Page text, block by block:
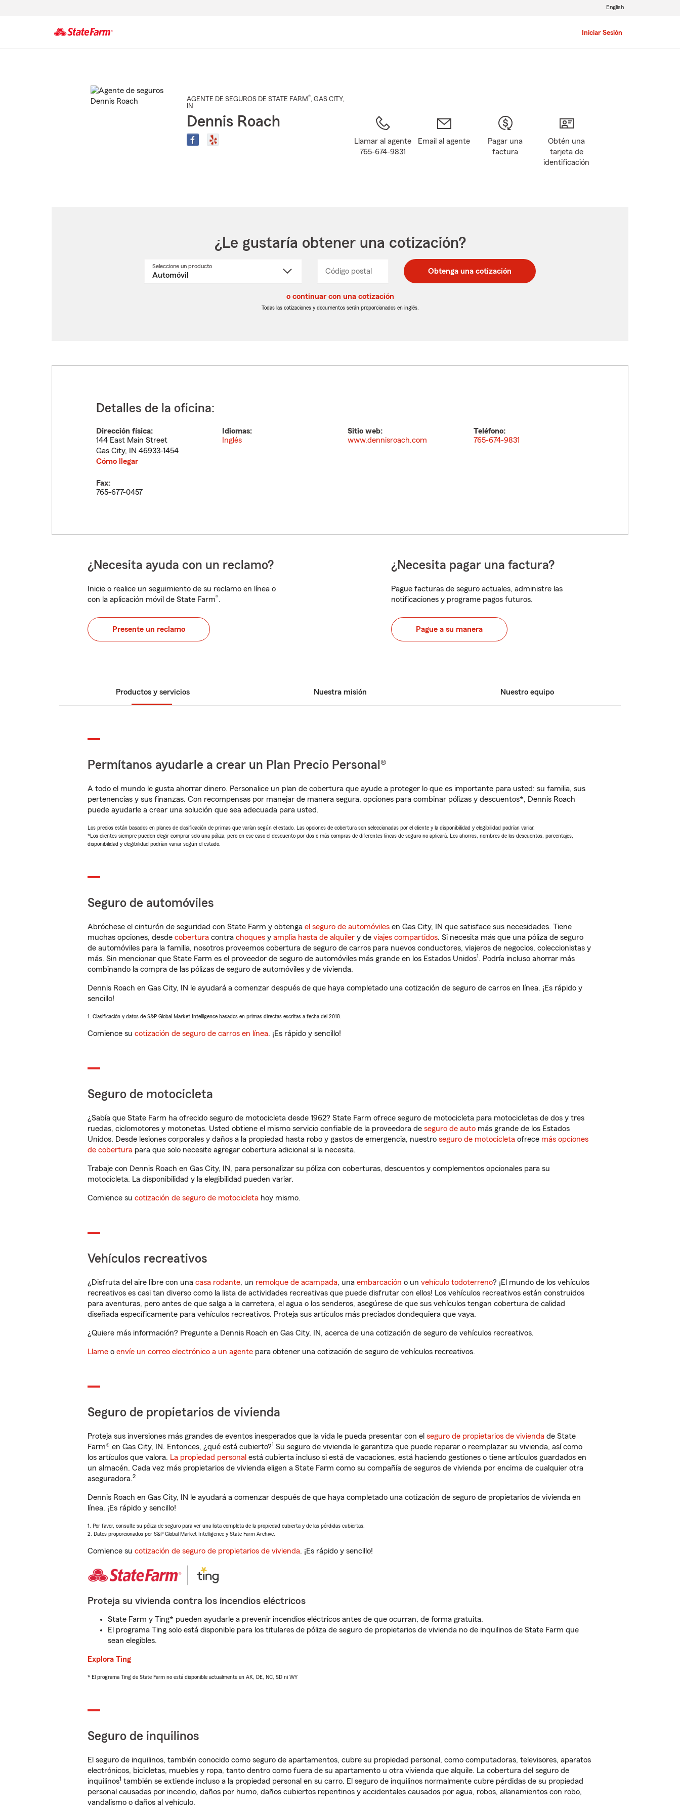
Iniciar Sesión
English
AGENTE DE SEGUROS DE STATE FARM®, GAS CITY,
IN
Dennis Roach
Llamar al agente
765-674-9831
Email al agente
Pagar una
factura
Obtén una
tarjeta de
identificación
¿Le gustaría obtener una cotización?
Seleccione un productoSeleccione
Código postal
postal
de
postal
de
_____ Obtenga una cotización
o continuar con una cotización
Todas las cotizaciones y documentos serán proporcionados en inglés.
Detalles de la oficina:
Dirección física:
144 East Main Street
Gas City, IN 46933-1454
Cómo llegar
Idiomas:
Inglés
Sitio web:
www.dennisroach.com
Teléfono:
765-674-9831
Fax:
765-677-0457
¿Necesita ayuda con un reclamo?
Inicie o realice un seguimiento de su reclamo en línea o
con la aplicación móvil de State Farm®.
Presente un reclamo
¿Necesita pagar una factura?
Pague facturas de seguro actuales, administre las
notificaciones y programe pagos futuros.
Pague a su manera
Productos y servicios Nuestra misión Nuestro equipo
Permítanos ayudarle a crear un Plan Precio Personal®
A todo el mundo le gusta ahorrar dinero. Personalice un plan de cobertura que ayude a proteger lo que es importante para usted: su familia, sus
pertenencias y sus finanzas. Con recompensas por manejar de manera segura, opciones para combinar pólizas y descuentos*, Dennis Roach
puede ayudarle a crear una solución que sea adecuada para usted.
Los precios están basados en planes de clasificación de primas que varían según el estado. Las opciones de cobertura son seleccionadas por el cliente y la disponibilidad y elegibilidad podrían variar.
*Los clientes siempre pueden elegir comprar solo una póliza, pero en ese caso el descuento por dos o más compras de diferentes líneas de seguro no aplicará. Los ahorros, nombres de los descuentos, porcentajes,
disponibilidad y elegibilidad podrían variar según el estado.
Seguro de automóviles
Abróchese el cinturón de seguridad con State Farm y obtenga el seguro de automóviles en Gas City, IN que satisface sus necesidades. Tiene
muchas opciones, desde cobertura contra choques y amplia hasta de alquiler y de viajes compartidos. Si necesita más que una póliza de seguro
de automóviles para la familia, nosotros proveemos cobertura de seguro de carros para nuevos conductores, viajeros de negocios, coleccionistas y
más. Sin mencionar que State Farm es el proveedor de seguro de automóviles más grande en los Estados Unidos1. Podría incluso ahorrar más
combinando la compra de las pólizas de seguro de automóviles y de vivienda.
Dennis Roach en Gas City, IN le ayudará a comenzar después de que haya completado una cotización de seguro de carros en línea. ¡Es rápido y
sencillo!
1. Clasificación y datos de S&P Global Market Intelligence basados en primas directas escritas a fecha del 2018.
Comience su cotización de seguro de carros en línea. ¡Es rápido y sencillo!
Seguro de motocicleta
¿Sabía que State Farm ha ofrecido seguro de motocicleta desde 1962? State Farm ofrece seguro de motocicleta para motocicletas de dos y tres
ruedas, ciclomotores y motonetas. Usted obtiene el mismo servicio confiable de la proveedora de seguro de auto más grande de los Estados
Unidos. Desde lesiones corporales y daños a la propiedad hasta robo y gastos de emergencia, nuestro seguro de motocicleta ofrece más opciones
de cobertura para que solo necesite agregar cobertura adicional si la necesita.
Trabaje con Dennis Roach en Gas City, IN, para personalizar su póliza con coberturas, descuentos y complementos opcionales para su
motocicleta. La disponibilidad y la elegibilidad pueden variar.
Comience su cotización de seguro de motocicleta hoy mismo.
Vehículos recreativos
¿Disfruta del aire libre con una casa rodante, un remolque de acampada, una embarcación o un vehículo todoterreno? ¡El mundo de los vehículos
recreativos es casi tan diverso como la lista de actividades recreativas que puede disfrutar con ellos! Los vehículos recreativos están construidos
para aventuras, pero antes de que salga a la carretera, el agua o los senderos, asegúrese de que sus vehículos tengan cobertura de calidad
diseñada específicamente para vehículos recreativos. Proteja sus artículos más preciados dondequiera que vaya.
¿Quiere más información? Pregunte a Dennis Roach en Gas City, IN, acerca de una cotización de seguro de vehículos recreativos.
Llame o envíe un correo electrónico a un agente para obtener una cotización de seguro de vehículos recreativos.
Seguro de propietarios de vivienda
Proteja sus inversiones más grandes de eventos inesperados que la vida le pueda presentar con el seguro de propietarios de vivienda de State
Farm® en Gas City, IN. Entonces, ¿qué está cubierto?1 Su seguro de vivienda le garantiza que puede reparar o reemplazar su vivienda, así como
los artículos que valora. La propiedad personal está cubierta incluso si está de vacaciones, está haciendo gestiones o tiene artículos guardados en
un almacén. Cada vez más propietarios de vivienda eligen a State Farm como su compañía de seguros de vivienda por encima de cualquier otra
aseguradora.2
Dennis Roach en Gas City, IN le ayudará a comenzar después de que haya completado una cotización de seguro de propietarios de vivienda en
línea. ¡Es rápido y sencillo!
1. Por favor, consulte su póliza de seguro para ver una lista completa de la propiedad cubierta y de las pérdidas cubiertas.
2. Datos proporcionados por S&P Global Market Intelligence y State Farm Archive.
Comience su cotización de seguro de propietarios de vivienda. ¡Es rápido y sencillo!
Proteja su vivienda contra los incendios eléctricos
State Farm y Ting* pueden ayudarle a prevenir incendios eléctricos antes de que ocurran, de forma gratuita.
El programa Ting solo está disponible para los titulares de póliza de seguro de propietarios de vivienda no de inquilinos de State Farm que
sean elegibles.
Explora Ting
* El programa Ting de State Farm no está disponible actualmente en AK, DE, NC, SD ni WY
Seguro de inquilinos
El seguro de inquilinos, también conocido como seguro de apartamentos, cubre su propiedad personal, como computadoras, televisores, aparatos
electrónicos, bicicletas, muebles y ropa, tanto dentro como fuera de su apartamento u otra vivienda que alquile. La cobertura del seguro de
inquilinos1 también se extiende incluso a la propiedad personal en su carro. El seguro de inquilinos normalmente cubre pérdidas de su propiedad
personal causadas por incendio, daños por humo, daños cubiertos repentinos y accidentales causados por agua, robos, allanamientos con robo,
vandalismo o daños al vehículo.